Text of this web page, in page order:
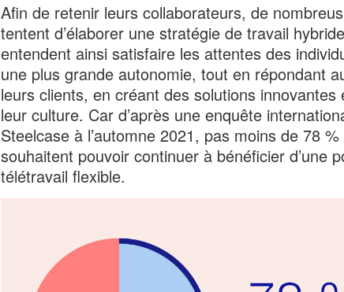
Afin de retenir leurs collaborateurs, de
tentent d’élaborer une stratégie de travail
entendent ainsi satisfaire les attentes des
une plus grande autonomie, tout en répondant
leurs clients, en créant des solutions
leur culture. Car d’après une enquête
Steelcase à l’automne 2021, pas moins de 78
souhaitent pouvoir continuer à bénéficier d’une
télétravail flexible.